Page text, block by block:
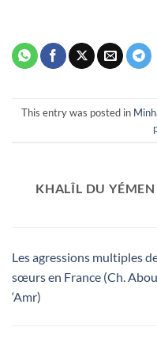
This entry was posted in
KHALÎL DU YÉMEN
Les agressions multiples
sœurs en France (Ch. Abou
‘Amr)